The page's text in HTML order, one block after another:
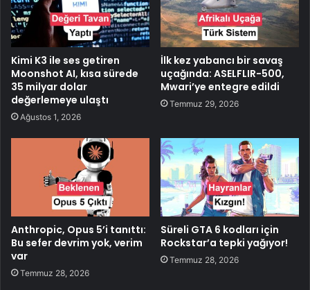
Kimi K3 ile ses getiren
Moonshot AI, kısa sürede
35 milyar dolar
değerlemeye ulaştı
Ağustos 1, 2026
İlk kez yabancı bir savaş
uçağında: ASELFLIR-500,
Mwari’ye entegre edildi
Temmuz 29, 2026
Anthropic, Opus 5’i tanıttı:
Bu sefer devrim yok, verim
var
Temmuz 28, 2026
Süreli GTA 6 kodları için
Rockstar’a tepki yağıyor!
Temmuz 28, 2026